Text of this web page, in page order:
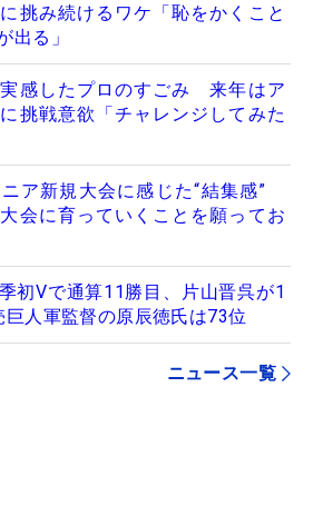
挑み続けるワケ「恥をかくこと
出る」
感したプロのすごみ 来年はア
挑戦意欲「チャレンジしてみた
ア新規大会に感じた“結集感”
大会に育っていくことを願ってお
初Vで通算11勝目、片山晋呉が1
人軍監督の原辰徳氏は73位
ニュース一覧